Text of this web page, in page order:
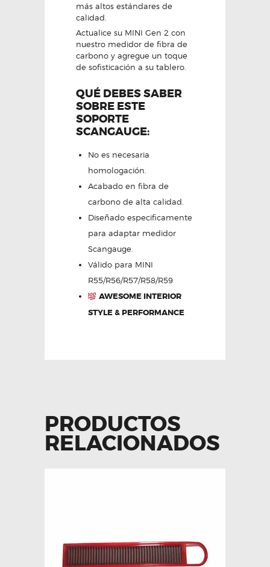
más altos estándares de
calidad.
Actualice su MINI Gen 2 con
nuestro medidor de fibra de
carbono y agregue un toque
de sofisticación a su tablero.
QUÉ DEBES SABER
SOBRE ESTE
SOPORTE
SCANGAUGE:
No es necesaria
homologación.
Acabado en fibra de
carbono de alta calidad.
Diseñado especificamente
para adaptar medidor
Scangauge.
Válido para MINI
R55/R56/R57/R58/R59
AWESOME INTERIOR
STYLE & PERFORMANCE
PRODUCTOS
RELACIONADOS